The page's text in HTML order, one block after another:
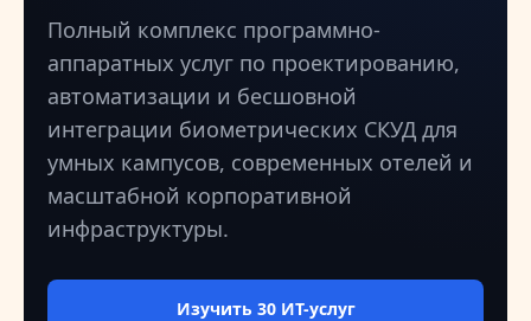
Полный комплекс программно-
аппаратных услуг по проектированию,
автоматизации и бесшовной
интеграции биометрических СКУД для
умных кампусов, современных отелей и
масштабной корпоративной
инфраструктуры.
Изучить 30 ИТ-услуг